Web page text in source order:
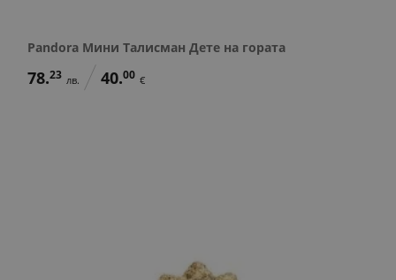
Pandora Мини Талисман Дете на гората
78.23 лв. 40.00 €